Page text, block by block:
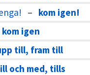
– kom igen!
kom igen
till, fram till
och med, tills